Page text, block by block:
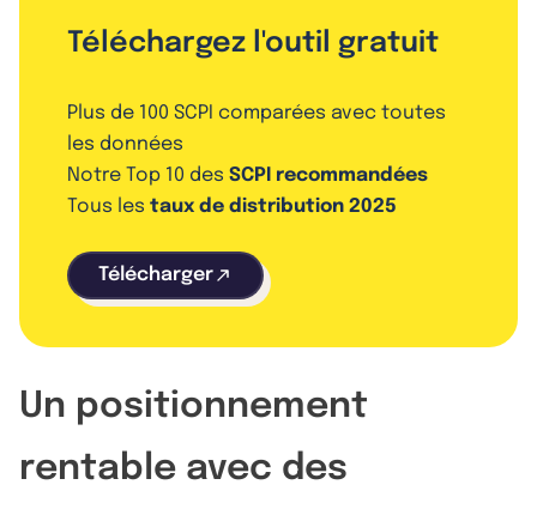
Téléchargez l'outil gratuit
Plus de 100 SCPI comparées avec toutes
les données
Notre Top 10 des SCPI recommandées
Tous les taux de distribution 2025
Télécharger
Un positionnement
rentable avec des